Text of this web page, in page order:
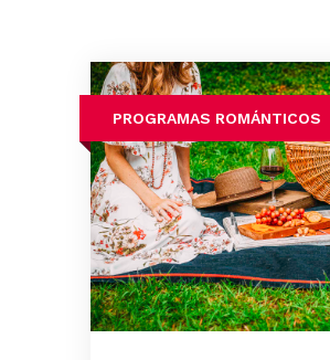
PROGRAMAS ROMÁNTICOS